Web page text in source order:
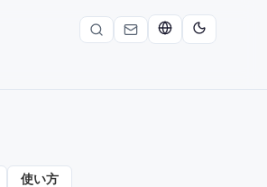
使い方